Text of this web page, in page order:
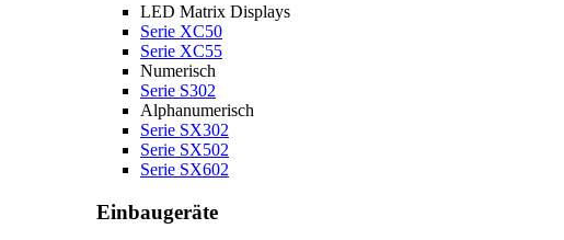
LED Matrix Displays
Serie XC50
Serie XC55
Numerisch
Serie S302
Alphanumerisch
Serie SX302
Serie SX502
Serie SX602
Einbaugeräte